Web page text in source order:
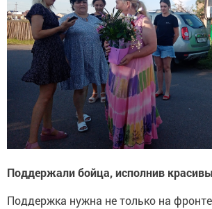
Поддержали бойца, исполнив
Поддержка нужна не только на